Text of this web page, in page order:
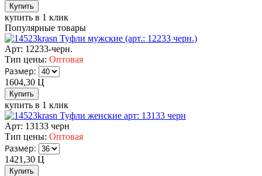
купить в 1 клик
Популярные товары
Туфли мужские (арт.: 12233 черн.)
Арт: 12233-черн.
Тип цены: Оптовая
Размер:
1604,30 Ц
купить в 1 клик
Туфли женские арт: 13133 черн
Арт: 13133 черн
Тип цены: Оптовая
Размер:
1421,30 Ц